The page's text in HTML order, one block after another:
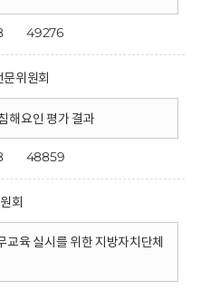
49276
위원회
해요인 평가 결과
48859
회
교육 실시를 위한 지방자치단체